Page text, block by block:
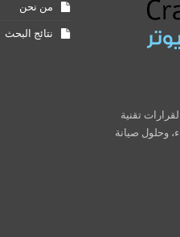
تقنية
وحلول صيانة
من نحن
نتائج البحث